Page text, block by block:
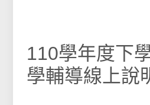
110學年度下
學輔導線上說